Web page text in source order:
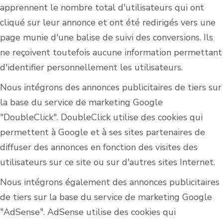
apprennent le nombre total d'utilisateurs qui ont
cliqué sur leur annonce et ont été redirigés vers une
page munie d'une balise de suivi des conversions. Ils
ne reçoivent toutefois aucune information permettant
d'identifier personnellement les utilisateurs.
Nous intégrons des annonces publicitaires de tiers sur
la base du service de marketing Google
"DoubleClick". DoubleClick utilise des cookies qui
permettent à Google et à ses sites partenaires de
diffuser des annonces en fonction des visites des
utilisateurs sur ce site ou sur d'autres sites Internet.
Nous intégrons également des annonces publicitaires
de tiers sur la base du service de marketing Google
"AdSense". AdSense utilise des cookies qui